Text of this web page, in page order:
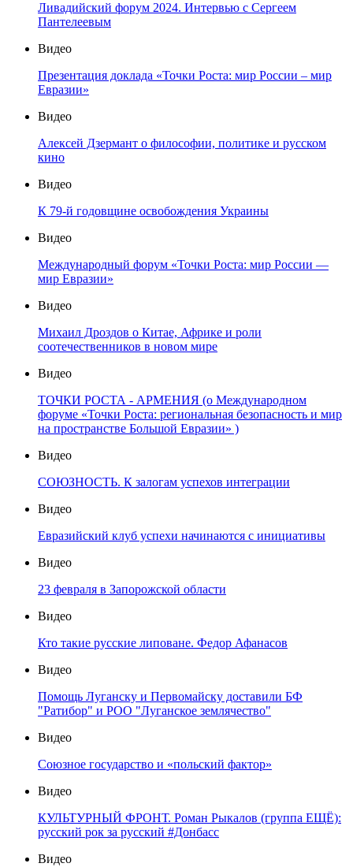
Ливадийский форум 2024. Интервью с Сергеем
Пантелеевым
Видео
Презентация доклада «Точки Роста: мир России – мир
Евразии»
Видео
Алексей Дзермант о философии, политике и русском
кино
Видео
К 79-й годовщине освобождения Украины
Видео
Международный форум «Точки Роста: мир России —
мир Евразии»
Видео
Михаил Дроздов о Китае, Африке и роли
соотечественников в новом мире
Видео
ТОЧКИ РОСТА - АРМЕНИЯ (о Международном
форуме «Точки Роста: региональная безопасность и мир
на пространстве Большой Евразии» )
Видео
СОЮЗНОСТЬ. К залогам успехов интеграции
Видео
Евразийский клуб успехи начинаются с инициативы
Видео
23 февраля в Запорожской области
Видео
Кто такие русские липоване. Федор Афанасов
Видео
Помощь Луганску и Первомайску доставили БФ
"Ратибор" и РОО "Луганское землячество"
Видео
Союзное государство и «польский фактор»
Видео
КУЛЬТУРНЫЙ ФРОНТ. Роман Рыкалов (группа ЕЩЁ):
русский рок за русский #Донбасс
Видео